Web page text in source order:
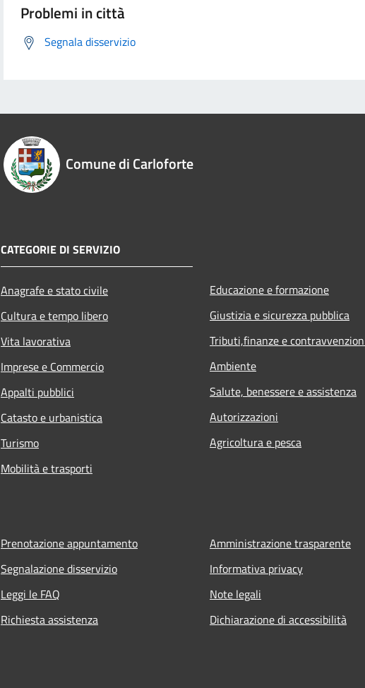
Problemi in città
Segnala disservizio
Comune di Carloforte
CATEGORIE DI SERVIZIO
Anagrafe e stato civile
Cultura e tempo libero
Vita lavorativa
Imprese e Commercio
Appalti pubblici
Catasto e urbanistica
Turismo
Mobilità e trasporti
Educazione e formazione
Giustizia e sicurezza pubblica
Tributi,finanze e
Ambiente
Salute, benessere e assistenza
Autorizzazioni
Agricoltura e pesca
Prenotazione appuntamento
Segnalazione disservizio
Leggi le FAQ
Richiesta assistenza
Amministrazione trasparente
Informativa privacy
Note legali
Dichiarazione di accessibilità